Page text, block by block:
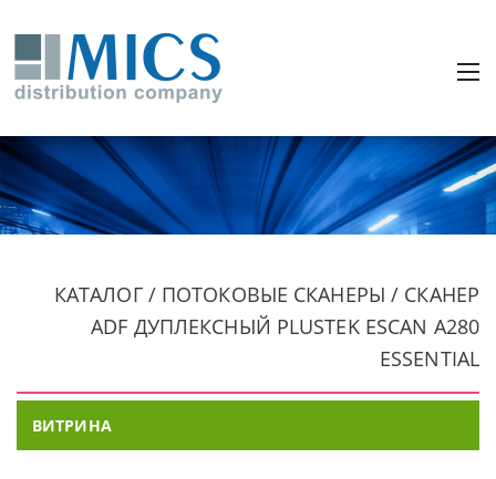
КАТАЛОГ / ПОТОКОВЫЕ СКАНЕРЫ / СКАНЕР
ADF ДУПЛЕКСНЫЙ PLUSTEK ESCAN A280
ESSENTIAL
ВИТРИНА